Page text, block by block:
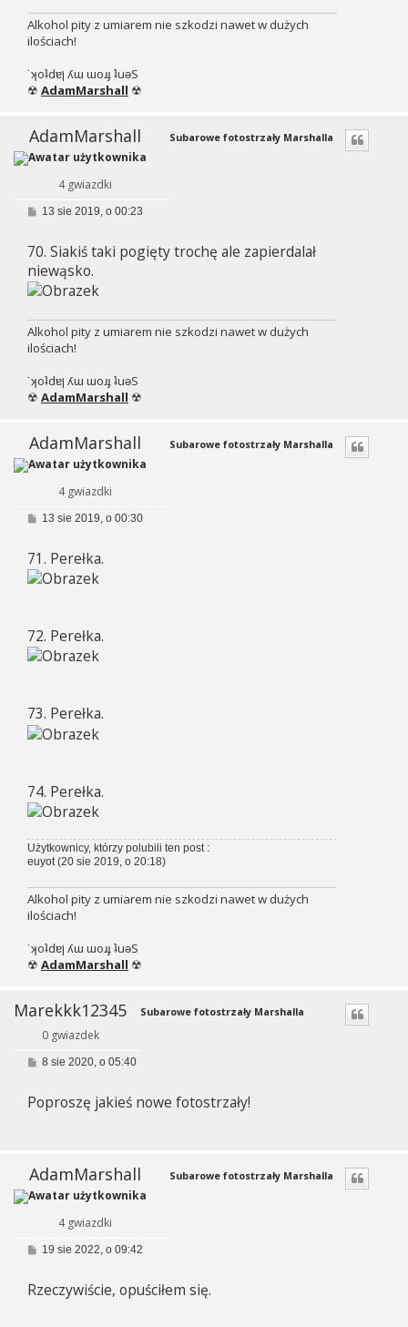
Alkohol pity z umiarem nie szkodzi nawet w dużych
ilościach!
˙ʞoʇdɐן ʎɯ ɯoɹɟ ʇuǝS
☢ AdamMarshall ☢
AdamMarshall
4 gwiazdki
Subarowe fotostrzały Marshalla
P
t
13 sie 2019, o 00:23
70. Siakiś taki pogięty trochę ale zapierdalał
niewąsko.
Alkohol pity z umiarem nie szkodzi nawet w dużych
ilościach!
˙ʞoʇdɐן ʎɯ ɯoɹɟ ʇuǝS
☢ AdamMarshall ☢
AdamMarshall
4 gwiazdki
Subarowe fotostrzały Marshalla
P
t
13 sie 2019, o 00:30
71. Perełka.
72. Perełka.
73. Perełka.
74. Perełka.
Użytkownicy, którzy polubili ten post :
euyot(20 sie 2019, o 20:18)
Alkohol pity z umiarem nie szkodzi nawet w dużych
ilościach!
˙ʞoʇdɐן ʎɯ ɯoɹɟ ʇuǝS
☢ AdamMarshall ☢
Marekkk12345
0 gwiazdek
Subarowe fotostrzały Marshalla
P
t
8 sie 2020, o 05:40
Poproszę jakieś nowe fotostrzały!
AdamMarshall
4 gwiazdki
Subarowe fotostrzały Marshalla
P
t
19 sie 2022, o 09:42
Rzeczywiście, opuściłem się.